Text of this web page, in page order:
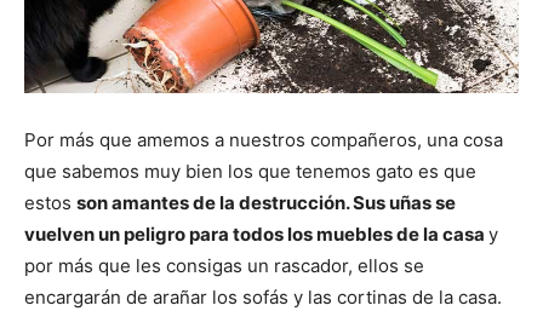
Por más que amemos a nuestros compañeros, una cosa
que sabemos muy bien los que tenemos gato es que
estos son amantes de la destrucción. Sus uñas se
vuelven un peligro para todos los muebles de la casa y
por más que les consigas un rascador, ellos se
encargarán de arañar los sofás y las cortinas de la casa.